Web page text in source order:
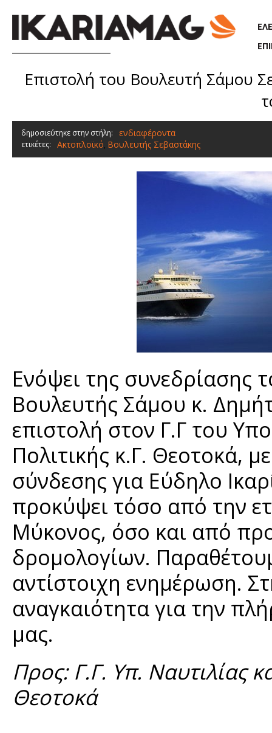
Επιστολή του Βουλευτή Σάμου
δημοσιεύτηκε στην στήλη: ενδιαφέροντα
ετικέτες: Ακτοπλοϊκό, Βουλευτής Σεβαστάκης
Ενόψει της συνεδρίασης
Βουλευτής Σάμου κ.
επιστολή στον Γ.Γ του
Πολιτικής κ.Γ. Θεοτοκά,
σύνδεσης για Εύδηλο
προκύψει τόσο από την
Μύκονος, όσο και από
δρομολογίων.
αντίστοιχη ενημέρωση.
αναγκαιότητα για την
μας.
Προς: Γ.Γ. Υπ. Ναυτιλίας
Θεοτοκά